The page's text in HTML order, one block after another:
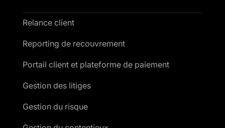
Relance client
Reporting de recouvrement
Portail client et plateforme de paiement
Gestion des litiges
Gestion du risque